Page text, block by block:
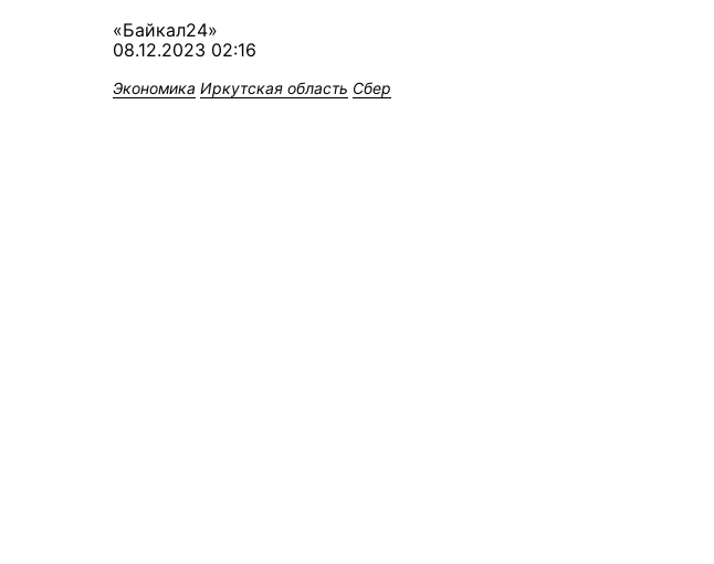
«Байкал24»
08.12.2023 02:16
Экономика Иркутская область Сбер